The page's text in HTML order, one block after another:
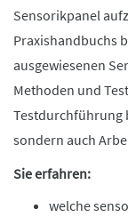
Sensorikpanel
Praxishandbuchs
ausgewiesenen
Methoden und
Testdurchführung
sondern auch
Sie erfahren:
welche